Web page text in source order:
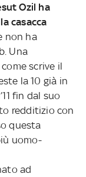
Ozil ha
casacca
non ha
Una
scrive il
la 10 già in
fin dal suo
redditizio con
questa
uomo-
ad